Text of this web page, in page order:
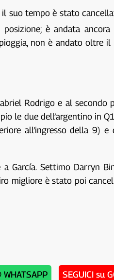
suo tempo è stato
posizione; è andata
non è andato oltre
Rodrigo e al secondo
le due dell’argentino in
all’ingresso della 9)
García. Settimo Darryn
migliore è stato poi
WHATSAPP SEGUICI su